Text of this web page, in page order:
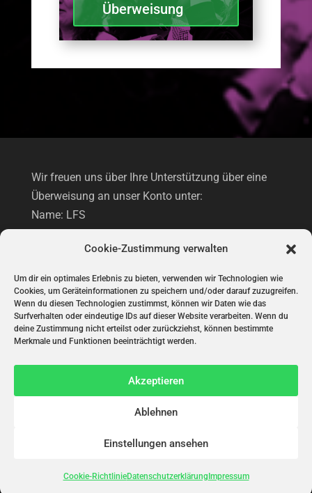
Cookie-Zustimmung verwalten
Um dir ein optimales Erlebnis zu bieten, verwenden wir Technologien wie
Cookies, um Geräteinformationen zu speichern und/oder darauf zuzugreifen.
Wenn du diesen Technologien zustimmst, können wir Daten wie das
Surfverhalten oder eindeutige IDs auf dieser Website verarbeiten. Wenn du
deine Zustimmung nicht erteilst oder zurückziehst, können bestimmte
Merkmale und Funktionen beeinträchtigt werden.
Akzeptieren
Ablehnen
Einstellungen ansehen
Cookie-RichtlinieDatenschutzerklärung Impressum
Überweisung
Wir freuen uns über Ihre Unterstützung über eine
Überweisung an unser Konto unter:
Name: LFS
BIC: HYVEDEMM473
Hypovereinsbank
UNTERSTÜTZUNG VIA PAYPAL
Impressum|Datenschutzerklärung|Cookie-